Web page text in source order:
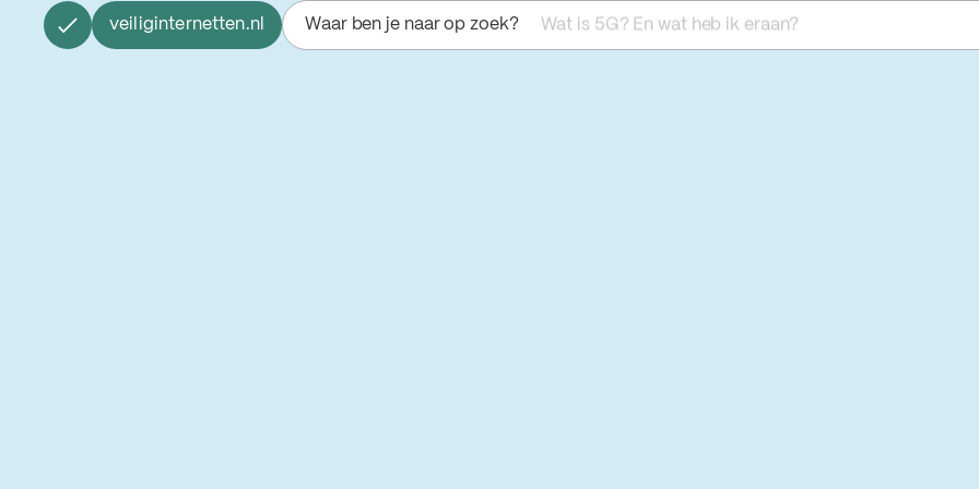
veiliginternetten.nl Waar ben je naar op zoek? Wat is 5G? En wat heb ik eraan?